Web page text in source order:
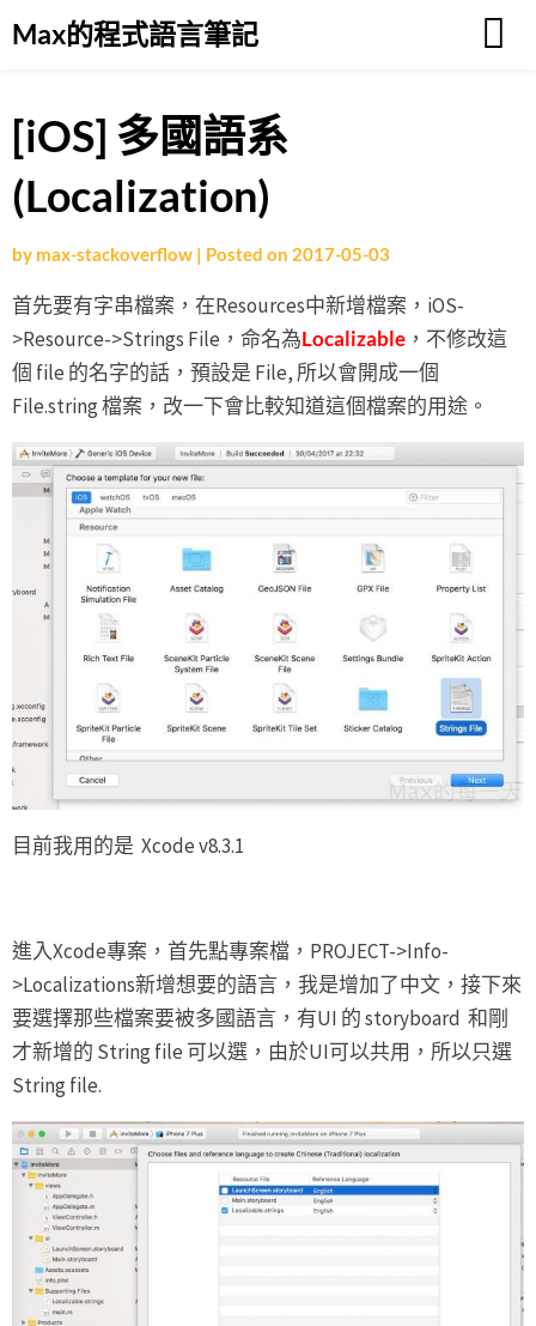
toMax的程式語言筆記
[iOS] 多國語系
(Localization)
by max-stackoverflow | Posted on 2017-05-03
首先要有字串檔案，在Resources中新增檔案，iOS-
>Resource->Strings File，命名為Localizable ，不修改這
個 file 的名字的話，預設是 File, 所以會開成一個
File.string 檔案，改一下會比較知道這個檔案的用途。
目前我用的是 Xcode v8.3.1
進入Xcode專案，首先點專案檔，PROJECT->Info-
>Localizations新增想要的語言，我是增加了中文，接下來
要選擇那些檔案要被多國語言，有UI 的 storyboard 和剛
才新增的 String file 可以選，由於UI可以共用，所以只選
String file.